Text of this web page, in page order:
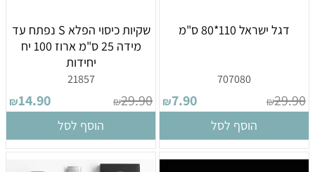
דגל ישראל 110*80 ס"מ
707080
₪29.90
₪7.90
הוסף לסל
שקיות כיסוי הפלא S נפתח עד
מידה 25 ס"מ ארוז 100 יח
יחידות
21857
₪29.90
₪14.90
הוסף לסל